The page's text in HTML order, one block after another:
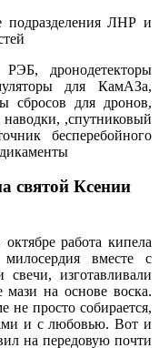
подразделения ЛНР и
РЭБ, дронодетекторы
для КамАЗа,
сбросов для дронов,
,спутниковый
бесперебойного
Ксении
работа кипела
вместе с
свечи, изготавливали
на основе воска.
просто собирается,
и с любовью. Вот и
на передовую почти